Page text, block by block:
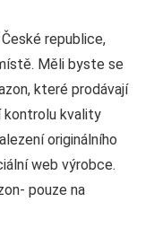
republice,
Měli byste se
které prodávají
kontrolu kvality
originálního
web výrobce.
pouze na